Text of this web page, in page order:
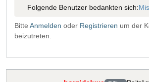
Folgende Benutzer bedankten sich:
Bitte Anmelden oder Registrieren um der
beizutreten.